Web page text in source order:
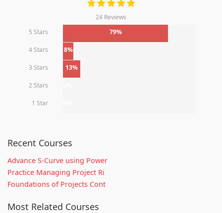
24 Reviews
5 Stars
79%
4 Stars 8%
3 Stars 13%
2 Stars
1 Star
Recent Courses
Advance S-Curve using Power
Practice Managing Project Ri
Foundations of Projects Cont
Most Related Courses